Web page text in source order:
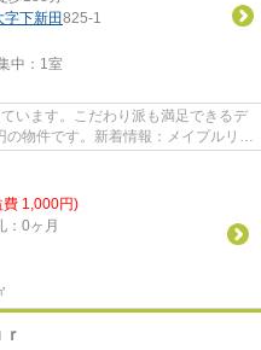
字下新田825-1
中： 1室
います。こだわり派も満足できるデ
物件です。新着情報：メイプルリー
費 1,000円)
：0ヶ月